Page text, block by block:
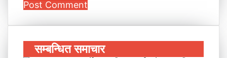
सम्बन्धित समाचार